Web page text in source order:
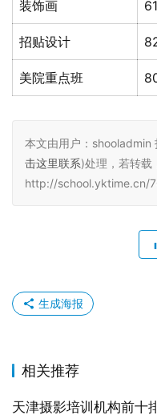
装饰画
招贴设计
美院重点班
本文由用户：shooladmin
击这里联系)处理，若转载
http://school.yktime.cn/
生成海报
相关推荐
天津摄影培训机构前十